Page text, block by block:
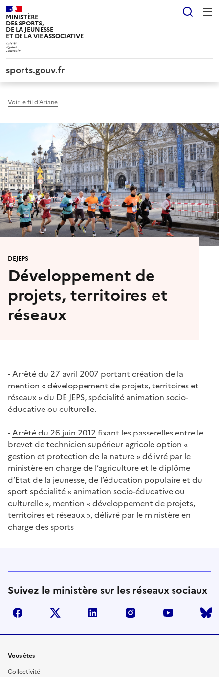
MINISTÈRE
DES SPORTS,
DE LA JEUNESSE
ET DE LA VIE ASSOCIATIVE
sports.gouv.fr
Voir le fil d'Ariane
DEJEPS
Développement de
projets, territoires et
réseaux
-Arrêté du 27 avril 2007 portant création de la
mention « développement de projets, territoires et
réseaux » du DE JEPS, spécialité animation socio-
éducative ou culturelle.
-Arrêté du 26 juin 2012 fixant les passerelles entre le
brevet de technicien supérieur agricole option «
gestion et protection de la nature » délivré par le
ministère en charge de l’agriculture et le diplôme
d’Etat de la jeunesse, de l’éducation populaire et du
sport spécialité « animation socio-éducative ou
culturelle », mention « développement de projets,
territoires et réseaux », délivré par le ministère en
charge des sports
Suivez le ministère sur les réseaux sociaux
facebook twitter linkedin instagram youtube
Liens
Vous êtes
Collectivité
Panneau de gestion des cookies tarteaucitron